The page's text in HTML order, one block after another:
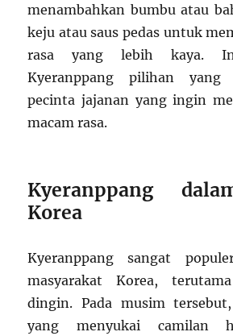
menambahkan bumbu atau
keju atau saus pedas untuk
rasa yang lebih kaya.
Kyeranppang pilihan
pecinta jajanan yang ingin
macam rasa.
Kyeranppang
Korea
Kyeranppang sangat
masyarakat Korea,
dingin. Pada musim
yang menyukai camilan